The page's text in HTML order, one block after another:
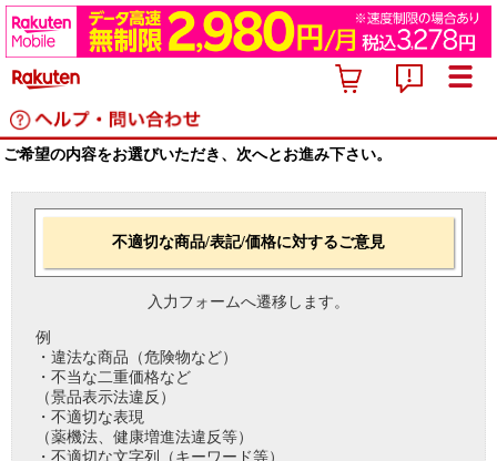
ご希望の内容をお選びいただき、次へとお進み下さい。
不適切な商品/表記/価格に対するご意見
入力フォームへ遷移します。
例
・違法な商品（危険物など）
・不当な二重価格など
（景品表示法違反）
・不適切な表現
（薬機法、健康増進法違反等）
・不適切な文字列（キーワード等）